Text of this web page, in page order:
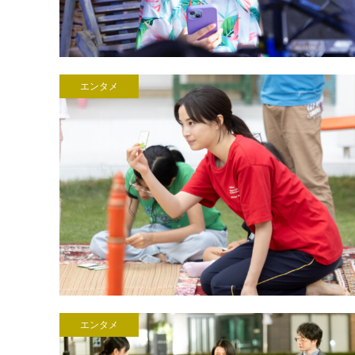
エンタメ
エンタメ